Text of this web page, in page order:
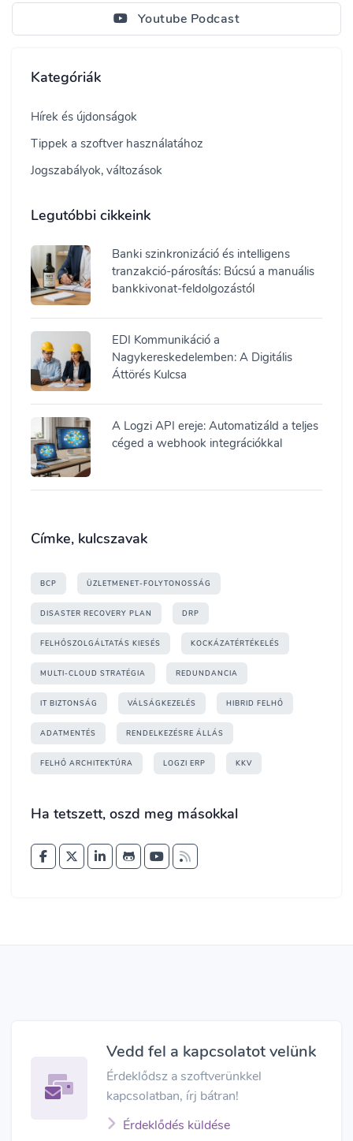
Youtube Podcast
Kategóriák
Hírek és újdonságok
Tippek a szoftver használatához
Jogszabályok, változások
Legutóbbi cikkeink
Banki szinkronizáció és intelligens
tranzakció-párosítás: Búcsú a manuális
bankkivonat-feldolgozástól
EDI Kommunikáció a
Nagykereskedelemben: A Digitális
Áttörés Kulcsa
A Logzi API ereje: Automatizáld a teljes
céged a webhook integrációkkal
Címke, kulcszavak
BCP ÜZLETMENET-FOLYTONOSSÁG
DISASTER RECOVERY PLAN DRP
FELHŐSZOLGÁLTATÁS KIESÉS KOCKÁZATÉRTÉKELÉS
MULTI-CLOUD STRATÉGIA REDUNDANCIA
IT BIZTONSÁG VÁLSÁGKEZELÉS HIBRID FELHŐ
ADATMENTÉS RENDELKEZÉSRE ÁLLÁS
FELHŐ ARCHITEKTÚRA LOGZI ERP KKV
Ha tetszett, oszd meg másokkal
Vedd fel a kapcsolatot velünk
Érdeklődsz a szoftverünkkel
kapcsolatban, írj bátran!
Érdeklődés küldése